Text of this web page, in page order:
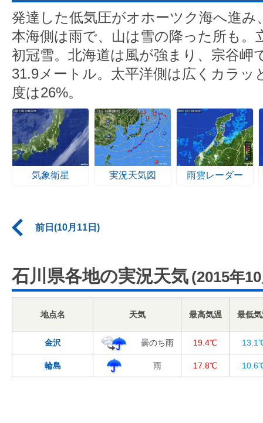
発達した低気圧がオホーツク海へ進み
本海側は雨で、山は雪の降った所も。
初冠雪。北海道は風が強まり、宗谷岬
31.9メートル。太平洋側は広くカラッ
度は26%。
気象衛星 実況天気図 雨雲レーダー
前日(10月11日)
石川県各地の実況天気 (2015年
地点名 天気 最高気温 最低
金沢 曇のち雨 19.4℃
輪島 雨 17.8℃